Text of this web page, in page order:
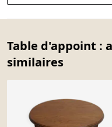
Table d'appoint :
similaires